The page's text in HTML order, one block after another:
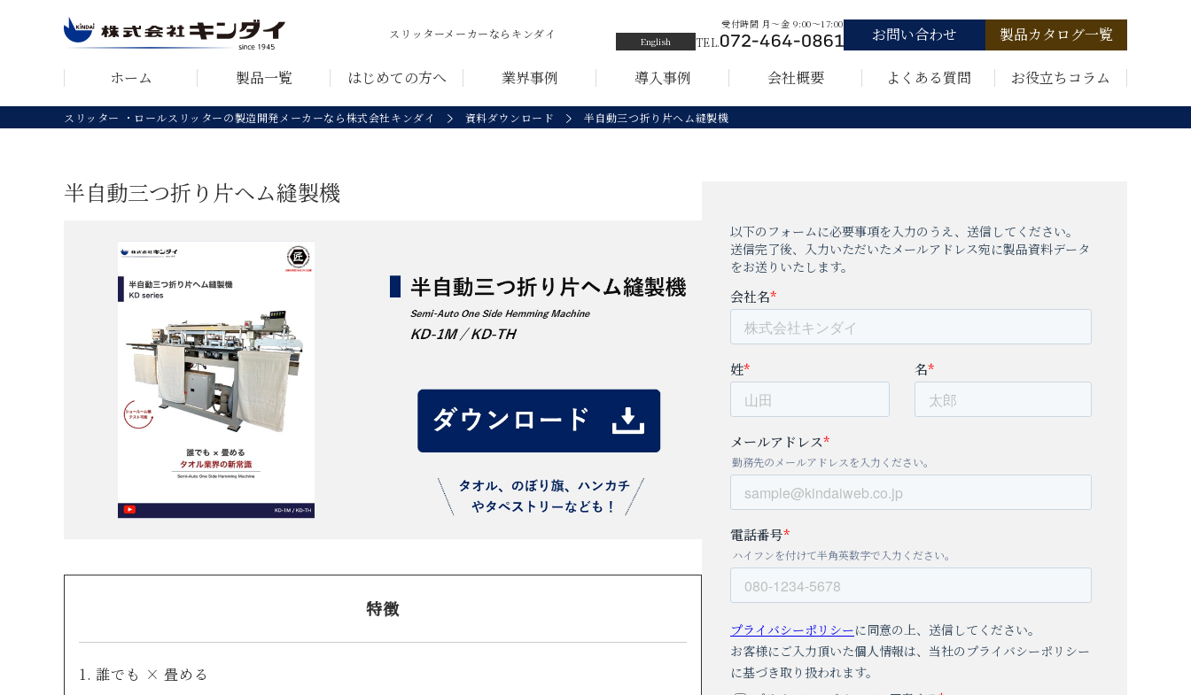
スリッターメーカーなら キンダイ
English
受付時間 月〜金 9:00〜17:00
TEL. お問い合わせ 製品カタログ一覧
ホーム 製品一覧 はじめての方へ 業界事例 導入事例 会社概要 よくある質問 お役立ちコラム
スリッター ・ロールスリッターの製造開発メーカーなら株式会社キンダイ 資料ダウンロード 半自動三つ折り片ヘム縫製機
半自動三つ折り片ヘム縫製機
特徴
1. 誰でも × 畳める